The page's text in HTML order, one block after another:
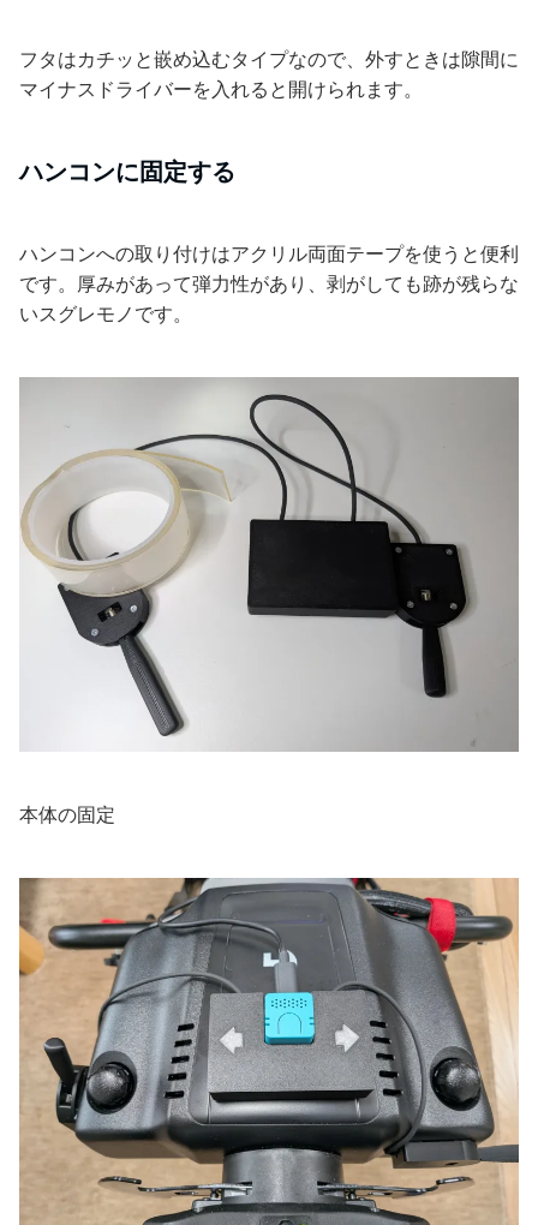
フタはカチッと嵌め込むタイプなので、外すときは隙間に
マイナスドライバーを入れると開けられます。
ハンコンに固定する
ハンコンへの取り付けはアクリル両面テープを使うと便利
です。厚みがあって弾力性があり、剥がしても跡が残らな
いスグレモノです。
本体の固定